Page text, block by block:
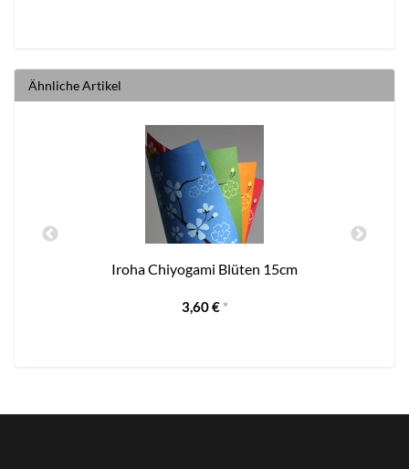
Ähnliche Artikel
Iroha Chiyogami Blüten 15cm
3,60 € *